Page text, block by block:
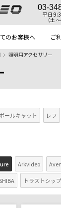
03-
平日
（土
のお客様へ ご
照明用アクセサリー
ポールキャット レフ
Arkvideo
トラストシップ